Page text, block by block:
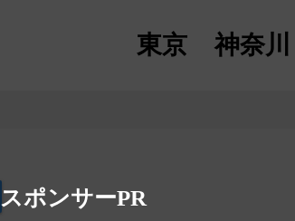
東京 神奈川
スポンサーPR